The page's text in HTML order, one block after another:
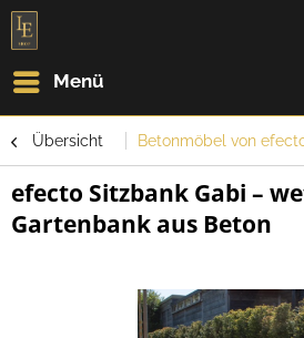
Menü
Übersicht Betonmöbel von
efecto Sitzbank Gabi –
Gartenbank aus Beton